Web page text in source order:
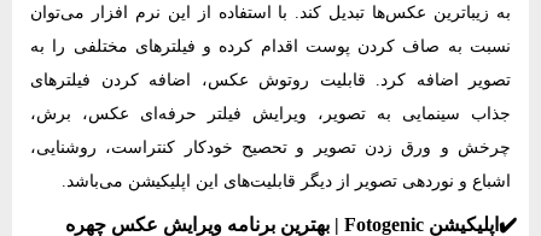
به زیباترین عکس‌ها تبدیل کند. با استفاده از این نرم‌ افزار می‌توان
نسبت به صاف کردن پوست اقدام کرده و فیلترهای مختلفی را به
تصویر اضافه کرد. قابلیت روتوش عکس، اضافه کردن فیلترهای
جذاب سینمایی به تصویر، ویرایش فیلتر حرفه‌ای عکس، برش،
چرخش و ورق زدن تصویر و تحصیح خودکار کنتراست، روشنایی،
اشباع و نوردهی تصویر از دیگر قابلیت‌های این اپلیکیشن می‌باشد.
✔️اپلیکیشن Fotogenic | بهترین برنامه ویرایش عکس چهره